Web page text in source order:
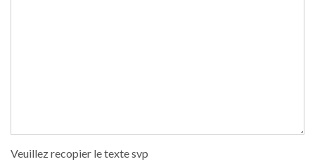
Veuillez recopier le texte svp